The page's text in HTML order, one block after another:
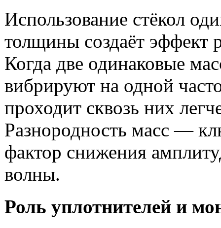
Использование стёкол
толщины создаёт эффект
Когда две одинаковые
вибрируют на одной
проходит сквозь них
Разнородность масс —
фактор снижения
волны.
Роль уплотнителей и